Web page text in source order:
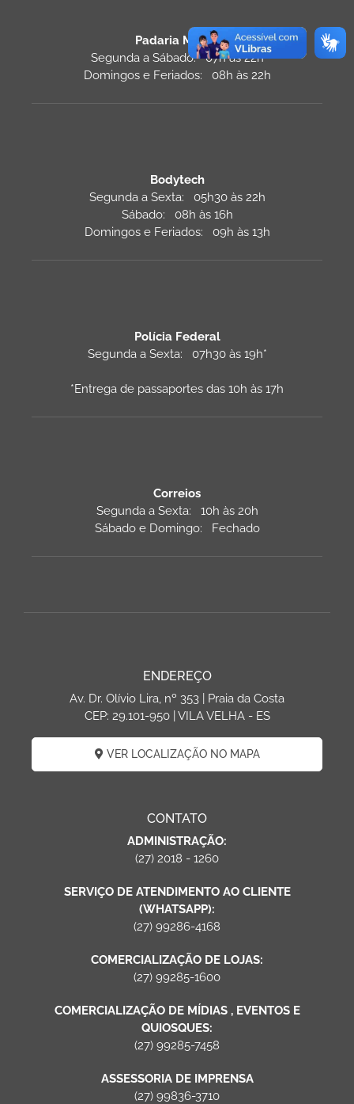
Padaria Monza
Segunda a Sábado: 07h às 22h
Domingos e Feriados: 08h às 22h
Bodytech
Segunda a Sexta: 05h30 às 22h
Sábado: 08h às 16h
Domingos e Feriados: 09h às 13h
Polícia Federal
Segunda a Sexta: 07h30 às 19h*
*Entrega de passaportes das 10h às 17h
Correios
Segunda a Sexta: 10h às 20h
Sábado e Domingo: Fechado
ENDEREÇO
Av. Dr. Olívio Lira, nº 353 | Praia da Costa
CEP: 29.101-950 | VILA VELHA - ES
VER LOCALIZAÇÃO NO MAPA
CONTATO
ADMINISTRAÇÃO:
(27) 2018 - 1260
SERVIÇO DE ATENDIMENTO AO CLIENTE
(WHATSAPP):
(27) 99286-4168
COMERCIALIZAÇÃO DE LOJAS:
(27) 99285-1600
COMERCIALIZAÇÃO DE MÍDIAS , EVENTOS E
QUIOSQUES:
(27) 99285-7458
ASSESSORIA DE IMPRENSA
(27) 99836-3710